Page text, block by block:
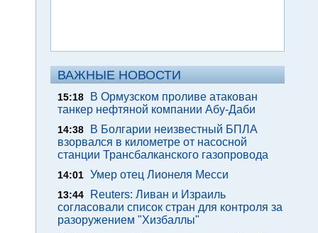
ВАЖНЫЕ НОВОСТИ
15:18
В Ормузском проливе атакован
танкер нефтяной компании Абу-Даби
14:38
В Болгарии неизвестный БПЛА
взорвался в километре от насосной
станции Трансбалканского газопровода
14:01 Умер отец Лионеля Месси
13:44
Reuters: Ливан и Израиль
согласовали список стран для контроля за
разоружением "Хизбаллы"